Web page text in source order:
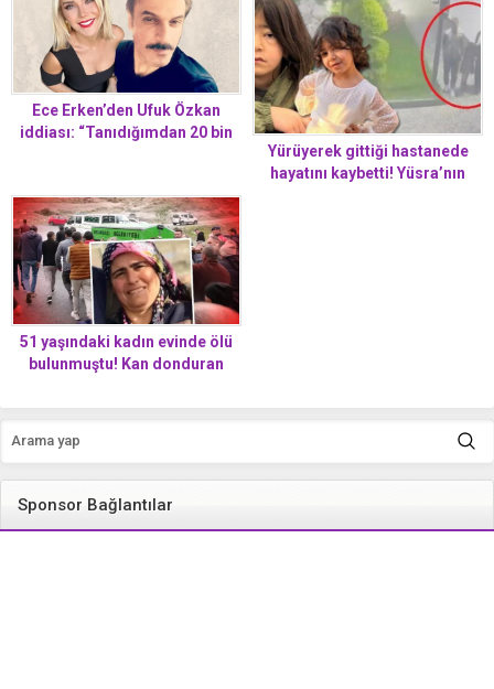
Ece Erken’den Ufuk Özkan
iddiası: “Tanıdığımdan 20 bin
Yürüyerek gittiği hastanede
hayatını kaybetti! Yüsra’nın
51 yaşındaki kadın evinde ölü
bulunmuştu! Kan donduran
gözaltına alındı
Sponsor Bağlantılar